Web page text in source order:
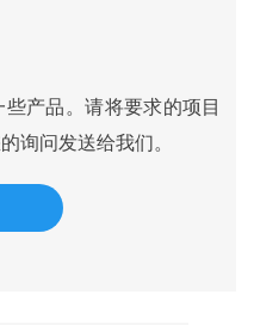
产品。请将要求的项目
询问发送给我们。